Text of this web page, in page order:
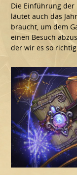
Die Einführung der
läutet auch das
braucht, um dem
einen Besuch
der wir es so